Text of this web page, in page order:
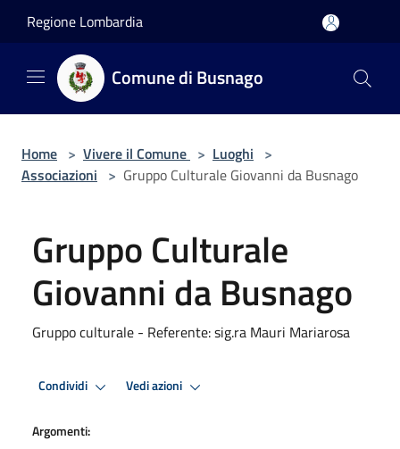
Regione Lombardia
Comune di Busnago
Home > Vivere il Comune > Luoghi >
Associazioni > Gruppo Culturale Giovanni da Busnago
Gruppo Culturale
Giovanni da Busnago
Gruppo culturale - Referente: sig.ra Mauri Mariarosa
Condividi Vedi azioni
Argomenti: